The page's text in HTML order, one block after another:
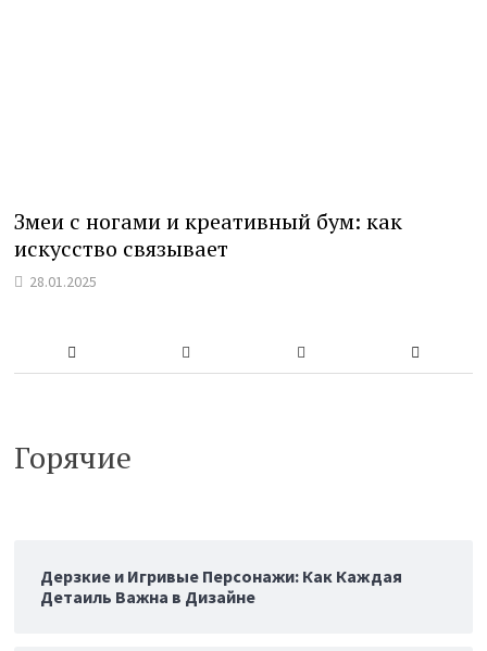
Змеи с ногами и креативный бум: как
искусство связывает
28.01.2025
Горячие
Дерзкие и Игривые Персонажи: Как Каждая
Детаиль Важна в Дизайне